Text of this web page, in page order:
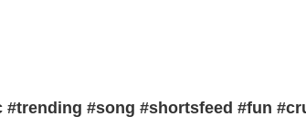
#trending #song #shortsfeed #fun